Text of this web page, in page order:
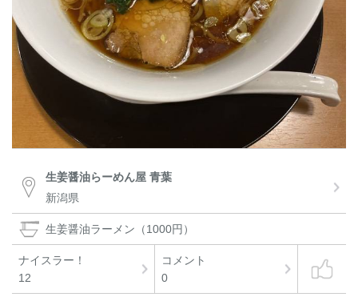
生姜醤油らーめん屋 青葉
新潟県
生姜醤油ラーメン（1000円）
ナイスラー！
12
コメント
0